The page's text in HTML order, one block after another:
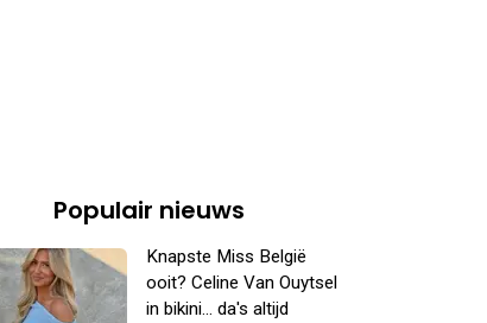
Populair nieuws
Knapste Miss België
ooit? Celine Van Ouytsel
in bikini... da's altijd